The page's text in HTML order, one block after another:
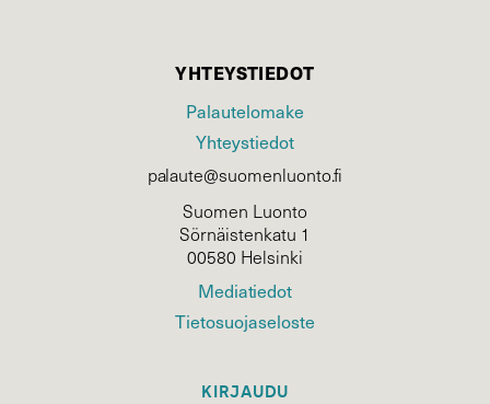
YHTEYSTIEDOT
Palautelomake
Yhteystiedot
palaute@suomenluonto.fi
Suomen Luonto
Sörnäistenkatu 1
00580 Helsinki
Mediatiedot
Tietosuojaseloste
KIRJAUDU